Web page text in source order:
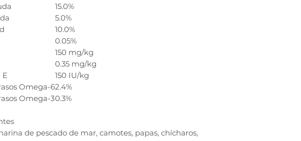
15.0%
5.0%
10.0%
0.05%
150 mg/kg
0.35 mg/kg
150 IU/kg
Omega-62.4%
Omega-30.3%
de pescado de mar, camotes, papas, chícharos,